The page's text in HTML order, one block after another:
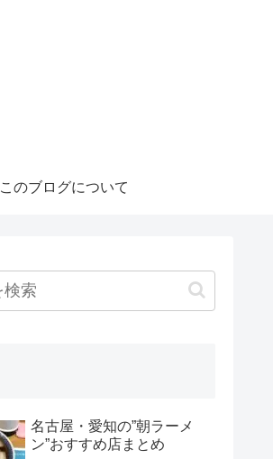
このブログについて
名古屋・愛知の”朝ラーメ
ン”おすすめ店まとめ